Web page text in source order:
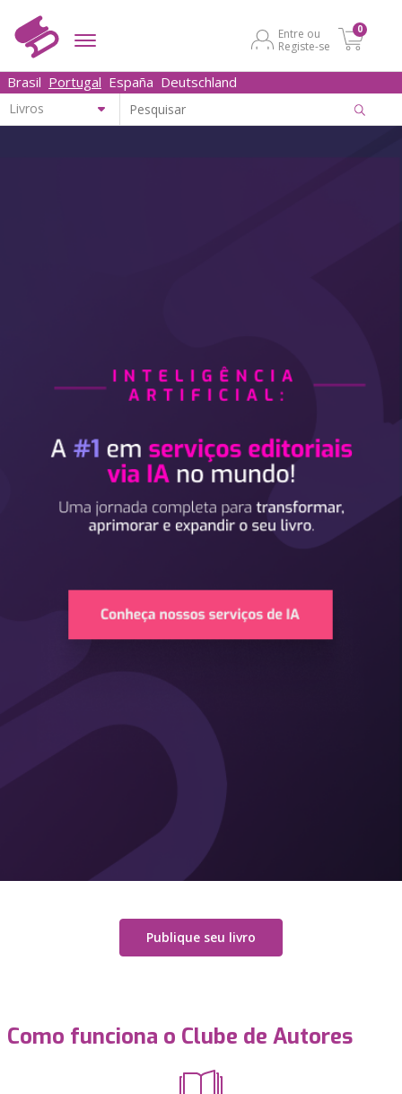
Entre ou
Registe-se
0
Brasil Portugal España Deutschland
Publique seu livro
Como funciona o Clube de Autores